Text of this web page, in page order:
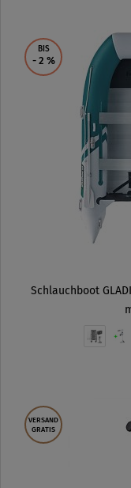
BIS
- 2 %
Schlauchboot
VERSAND
GRATIS